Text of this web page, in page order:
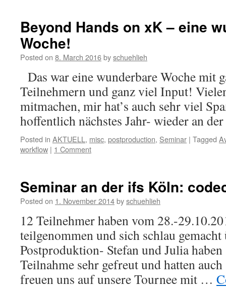
Beyond Hands on xK – eine
Woche!
Posted on 8. March 2016byschuehlieh
Das war eine wunderbare Woche mit
Teilnehmern und ganz viel Input!
mitmachen, mir hat’s auch sehr viel
hoffentlich nächstes Jahr- wieder an
Posted in AKTUELL , misc, postproduction, Seminar | Tagged
workflow | 1 Comment
Seminar an der ifs Köln:
Posted on 1. November 2014byschuehlieh
12 Teilnehmer haben vom 28.-
teilgenommen und sich schlau
Postproduktion- Stefan und Julia
Teilnahme sehr gefreut und hatten
freuen uns auf unsere Tournee mit …